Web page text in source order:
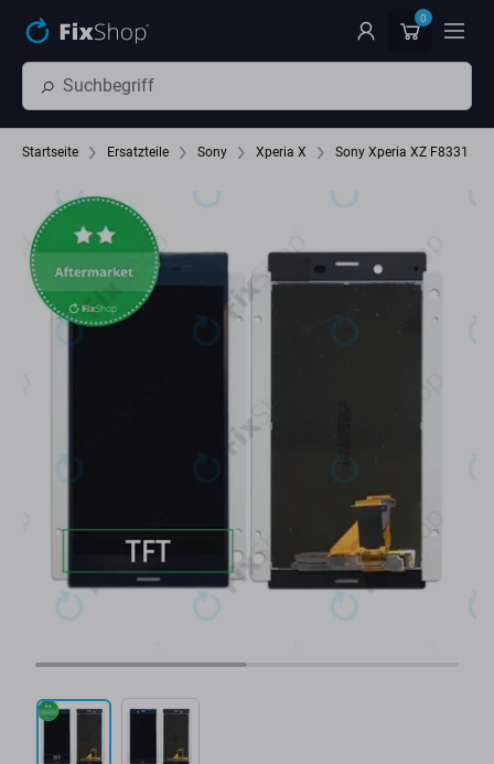
0
Startseite Ersatzteile Sony Xperia X Sony Xperia XZ F8331